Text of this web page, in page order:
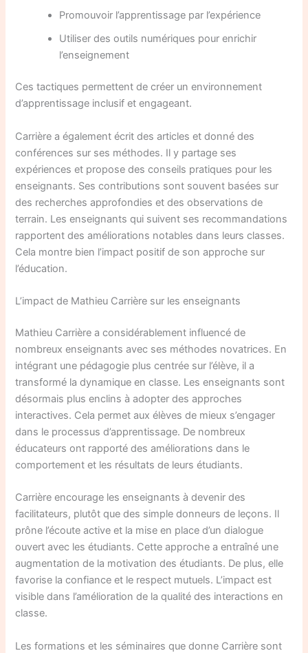
Promouvoir l’apprentissage par l’expérience
Utiliser des outils numériques pour enrichir
l’enseignement
Ces tactiques permettent de créer un environnement
d’apprentissage inclusif et engageant.
Carrière a également écrit des articles et donné des
conférences sur ses méthodes. Il y partage ses
expériences et propose des conseils pratiques pour les
enseignants. Ses contributions sont souvent basées sur
des recherches approfondies et des observations de
terrain. Les enseignants qui suivent ses recommandations
rapportent des améliorations notables dans leurs classes.
Cela montre bien l’impact positif de son approche sur
l’éducation.
L’impact de Mathieu Carrière sur les enseignants
Mathieu Carrière a considérablement influencé de
nombreux enseignants avec ses méthodes novatrices. En
intégrant une pédagogie plus centrée sur l’élève, il a
transformé la dynamique en classe. Les enseignants sont
désormais plus enclins à adopter des approches
interactives. Cela permet aux élèves de mieux s’engager
dans le processus d’apprentissage. De nombreux
éducateurs ont rapporté des améliorations dans le
comportement et les résultats de leurs étudiants.
Carrière encourage les enseignants à devenir des
facilitateurs, plutôt que des simple donneurs de leçons. Il
prône l’écoute active et la mise en place d’un dialogue
ouvert avec les étudiants. Cette approche a entraîné une
augmentation de la motivation des étudiants. De plus, elle
favorise la confiance et le respect mutuels. L’impact est
visible dans l’amélioration de la qualité des interactions en
classe.
Les formations et les séminaires que donne Carrière sont